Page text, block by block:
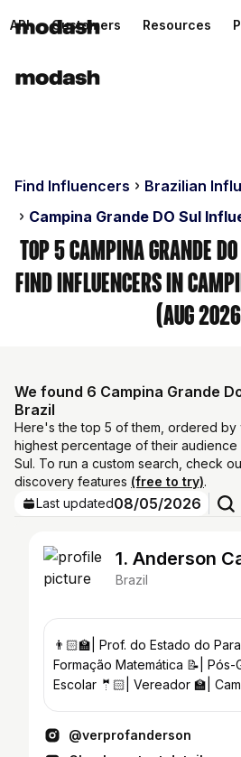
API Customers Resources
Find Influencers
Brazilian
Campina Grande DO Sul
Top 5 Campina Grande
Find Influencers in
(Aug
We found 6 Campina Grande
Brazil
Here's the top 5 of them, ordered by
highest percentage of their audience
Sul. To run a custom search, check
discovery features (free to try).
Last updated08/05/2026
1. Anderson
Brazil
👨🏻‍🏫| Prof. do Estado do
Formação Matemática 📝| Pós-
Escolar 🤵🏻|
@verprofanderson